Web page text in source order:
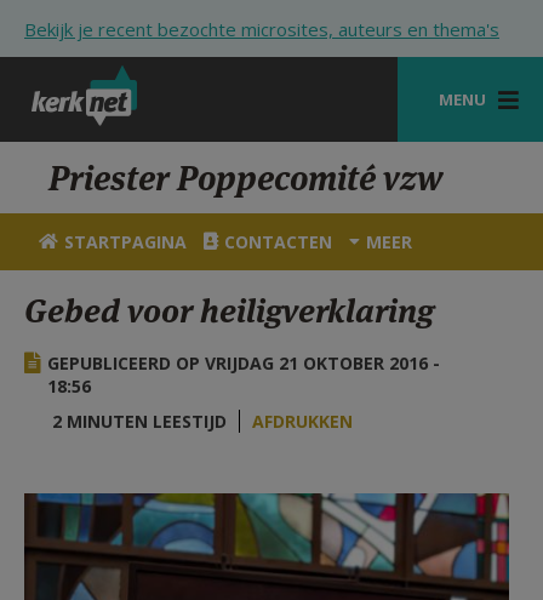
Bekijk je recent bezochte microsites, auteurs en thema's
MENU
STARTPAGINA
KERK
VIERINGEN
SHOP
ZOEKEN
HULP
MIJN PAROCHIE
AANMELDEN OF REGISTREREN
Priester Poppecomité vzw
STARTPAGINA CONTACTEN MEER
Gebed voor heiligverklaring
GEPUBLICEERD OP VRIJDAG 21 OKTOBER 2016 -
18:56
2 MINUTEN LEESTIJD
AFDRUKKEN